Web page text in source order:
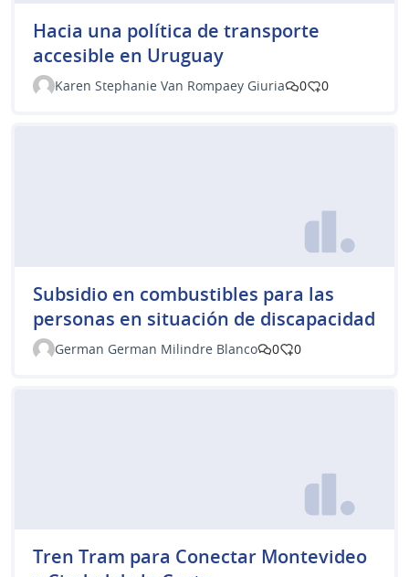
Hacia una política de transporte
accesible en Uruguay
Karen Stephanie Van Rompaey Giuria 0 0
Subsidio en combustibles para las
personas en situación de discapacidad
German German Milindre Blanco 0 0
Tren Tram para Conectar Montevideo